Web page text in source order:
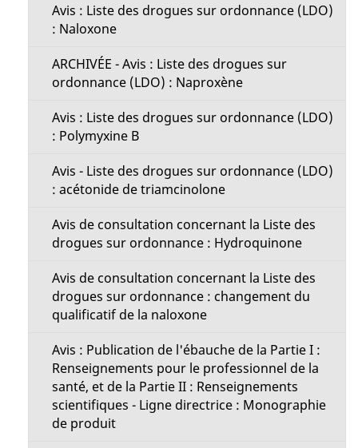
Avis : Liste des drogues sur ordonnance (LDO)
: Naloxone
ARCHIVÉE - Avis : Liste des drogues sur
ordonnance (LDO) : Naproxène
Avis : Liste des drogues sur ordonnance (LDO)
: Polymyxine B
Avis - Liste des drogues sur ordonnance (LDO)
: acétonide de triamcinolone
Avis de consultation concernant la Liste des
drogues sur ordonnance : Hydroquinone
Avis de consultation concernant la Liste des
drogues sur ordonnance : changement du
qualificatif de la naloxone
Avis : Publication de l'ébauche de la Partie I :
Renseignements pour le professionnel de la
santé, et de la Partie II : Renseignements
scientifiques - Ligne directrice : Monographie
de produit